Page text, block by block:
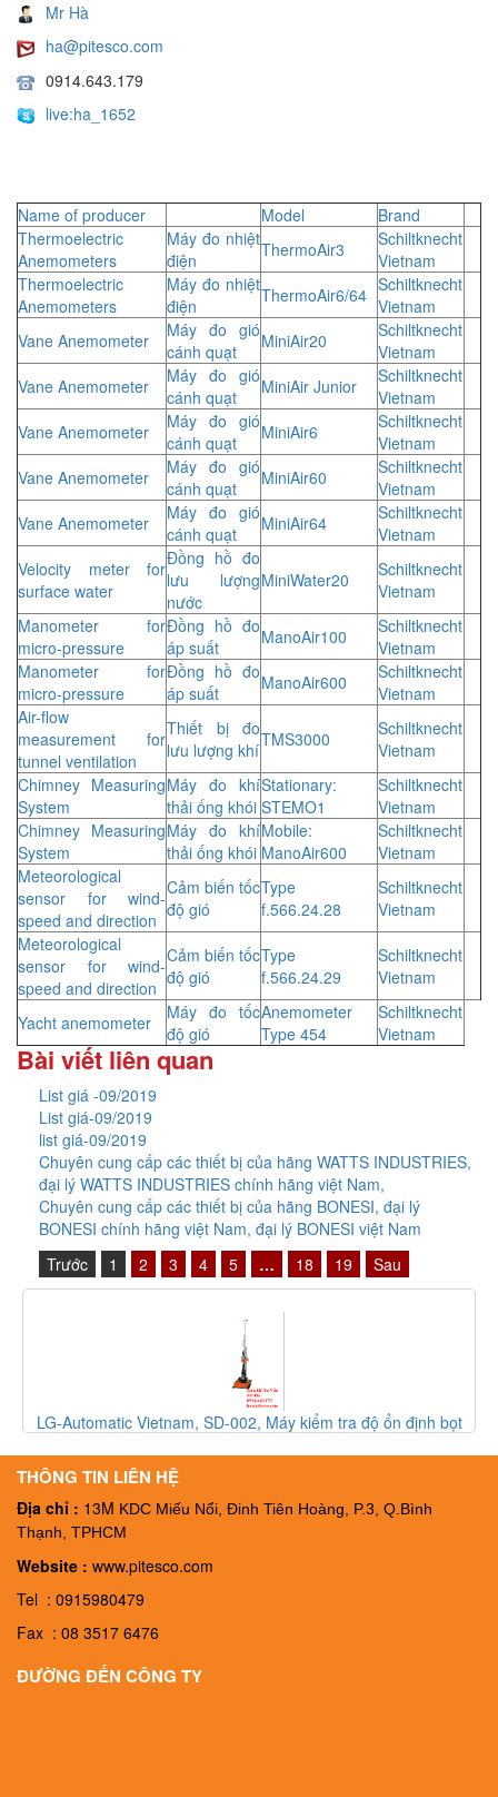
Mr Hà
ha@pitesco.com
0914.643.179
live:ha_1652
Name of producer Model
Brand
Thermoelectric
Anemometers
Máy đo nhiệt
điện
ThermoAir3
Schiltknecht
Vietnam
Thermoelectric
Anemometers
Máy đo nhiệt
điện
ThermoAir6/64 Schiltknecht
Vietnam
Vane Anemometer
Máy đo gió
cánh quạt
MiniAir20
Schiltknecht
Vietnam
Vane Anemometer
Máy đo gió
cánh quạt
MiniAir Junior
Schiltknecht
Vietnam
Vane Anemometer
Máy đo gió
cánh quạt
MiniAir6
Schiltknecht
Vietnam
Vane Anemometer
Máy đo gió
cánh quạt
MiniAir60
Schiltknecht
Vietnam
Vane Anemometer
Máy đo gió
cánh quạt
MiniAir64
Schiltknecht
Vietnam
Velocity meter for
surface water
Đồng hồ đo
lưu lượng
nước
MiniWater20
Schiltknecht
Vietnam
Manometer for
micro-pressure
Đồng hồ đo
áp suất
ManoAir100
Schiltknecht
Vietnam
Manometer for
micro-pressure
Đồng hồ đo
áp suất
ManoAir600
Schiltknecht
Vietnam
Air-flow
measurement for
tunnel ventilation
Thiết bị đo
lưu lượng khíTMS3000
Schiltknecht
Vietnam
Chimney Measuring
System
Máy đo khí
thải ống khói
Stationary:
STEMO1
Schiltknecht
Vietnam
Chimney Measuring
System
Máy đo khí
thải ống khói
Mobile:
ManoAir600
Schiltknecht
Vietnam
Meteorological
sensor for wind-
speed and direction
Cảm biến tốc
độ gió
Type
f.566.24.28
Schiltknecht
Vietnam
Meteorological
sensor for wind-
speed and direction
Cảm biến tốc
độ gió
Type
f.566.24.29
Schiltknecht
Vietnam
Yacht anemometer
Máy đo tốc
độ gió
Anemometer
Type 454
Schiltknecht
Vietnam
Bài viết liên quan
List giá -09/2019
List giá-09/2019
list giá-09/2019
Chuyên cung cấp các thiết bị của hãng WATTS INDUSTRIES,
đại lý WATTS INDUSTRIES chính hãng việt Nam,
Chuyên cung cấp các thiết bị của hãng BONESI, đại lý
BONESI chính hãng việt Nam, đại lý BONESI việt Nam
Trước
1 2 3 4 5 … 18 19 Sau
bọt
LG-Automatic Vietnam, FT-003, Thiết bị kiểm tra độ bọt
THÔNG TIN LIÊN HỆ
Địa chỉ : 13M KDC Miếu Nổi, Đinh Tiên Hoàng, P.3, Q.Bình
Thạnh, TPHCM
Website : www.pitesco.com
Tel : 0915980479
Fax : 08 3517 6476
ĐƯỜNG ĐẾN CÔNG TY